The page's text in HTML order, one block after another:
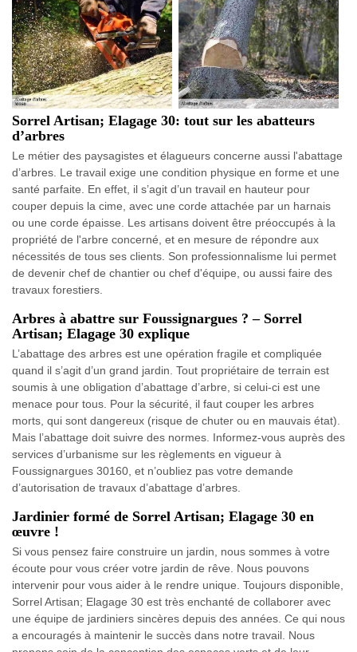
Sorrel Artisan; Elagage 30: tout sur les abatteurs
d’arbres
Le métier des paysagistes et élagueurs concerne aussi l'abattage
d’arbres. Le travail exige une condition physique en forme et une
santé parfaite. En effet, il s’agit d’un travail en hauteur pour
couper depuis la cime, avec une corde attachée par un harnais
ou une corde épaisse. Les artisans doivent être préoccupés à la
propriété de l'arbre concerné, et en mesure de répondre aux
nécessités de tous ses clients. Son professionnalisme lui permet
de devenir chef de chantier ou chef d'équipe, ou aussi faire des
travaux forestiers.
Arbres à abattre sur Foussignargues ? – Sorrel
Artisan; Elagage 30 explique
L’abattage des arbres est une opération fragile et compliquée
quand il s’agit d’un grand jardin. Tout propriétaire de terrain est
soumis à une obligation d’abattage d’arbre, si celui-ci est une
menace pour tous. Pour la sécurité, il faut couper les arbres
morts, qui sont dangereux (risque de chuter ou en mauvais état).
Mais l’abattage doit suivre des normes. Informez-vous auprès des
services d’urbanisme sur les règlements en vigueur à
Foussignargues 30160, et n’oubliez pas votre demande
d’autorisation de travaux d’abattage d’arbres.
Jardinier formé de Sorrel Artisan; Elagage 30 en
œuvre !
Si vous pensez faire construire un jardin, nous sommes à votre
écoute pour vous créer votre jardin de rêve. Nous pouvons
intervenir pour vous aider à le rendre unique. Toujours disponible,
Sorrel Artisan; Elagage 30 est très enchanté de collaborer avec
une équipe de jardiniers sincères depuis des années. Ce qui nous
a encouragés à maintenir le succès dans notre travail. Nous